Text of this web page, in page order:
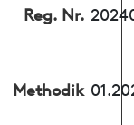
Reg. Nr.
Methodik